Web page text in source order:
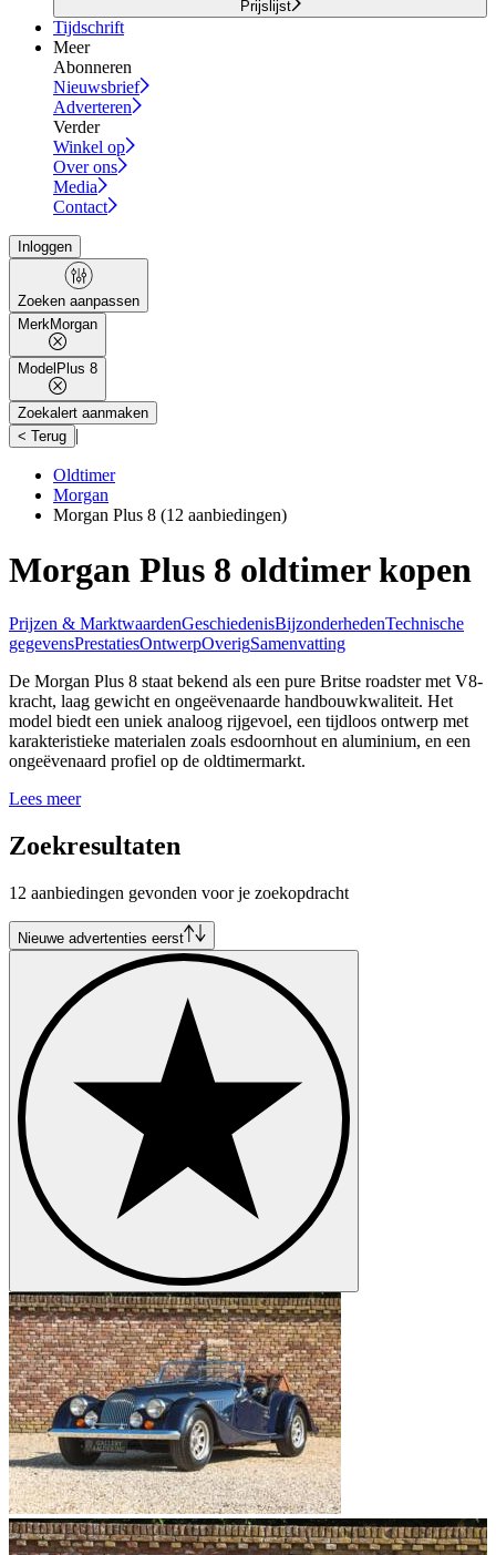
Prijslijst
Tijdschrift
Meer
Abonneren
Nieuwsbrief
Adverteren
Verder
Winkel op
Over ons
Media
Contact
Inloggen
Zoeken aanpassen
MerkMorgan
Model Plus 8
Zoekalert aanmaken
< Terug |
Oldtimer
Morgan
Morgan Plus 8 (12 aanbiedingen)
Morgan Plus 8 oldtimer kopen
Prijzen & MarktwaardenGeschiedenisBijzonderhedenTechnische
gegevensPrestatiesOntwerpOverigSamenvatting
De Morgan Plus 8 staat bekend als een pure Britse roadster met V8-
kracht, laag gewicht en ongeëvenaarde handbouwkwaliteit. Het
model biedt een uniek analoog rijgevoel, een tijdloos ontwerp met
karakteristieke materialen zoals esdoornhout en aluminium, en een
ongeëvenaard profiel op de oldtimermarkt.
Lees meer
Zoekresultaten
12 aanbiedingen gevonden voor je zoekopdracht
Nieuwe advertenties eerst